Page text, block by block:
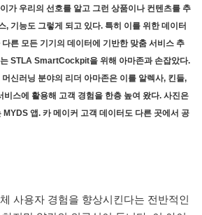
가 우리의 선호를 알고 그런 상품이나 컨텐츠를 추
, 기능도 그렇게 되고 있다. 특히 이를 위한 데이터
른 모든 기기의 데이터에 기반한 맞춤 서비스 추
STLA SmartCockpit을 위해 아마존과 손잡았다.
신러닝 분야의 리더 아마존은 이를 알렉사, 킨들,
비스에 활용해 고객 경험을 한층 높여 왔다. 사진은
MYDS 앱. 카 메이커 고객 데이터도 다른 곳에서 공
용자 경험을 향상시킨다는 전반적인